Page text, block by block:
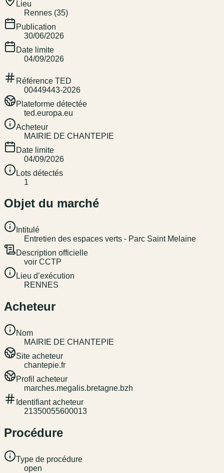
Lieu
Rennes (35)
Publication
30/06/2026
Date limite
04/09/2026
Référence TED
00449443-2026
Plateforme détectée
ted.europa.eu
Acheteur
MAIRIE DE CHANTEPIE
Date limite
04/09/2026
Lots détectés
1
Objet du marché
Intitulé
Entretien des espaces verts - Parc Saint Melaine
Description officielle
voir CCTP
Lieu d’exécution
RENNES
Acheteur
Nom
MAIRIE DE CHANTEPIE
Site acheteur
chantepie.fr
Profil acheteur
marches.megalis.bretagne.bzh
Identifiant acheteur
21350055600013
Procédure
Type de procédure
open